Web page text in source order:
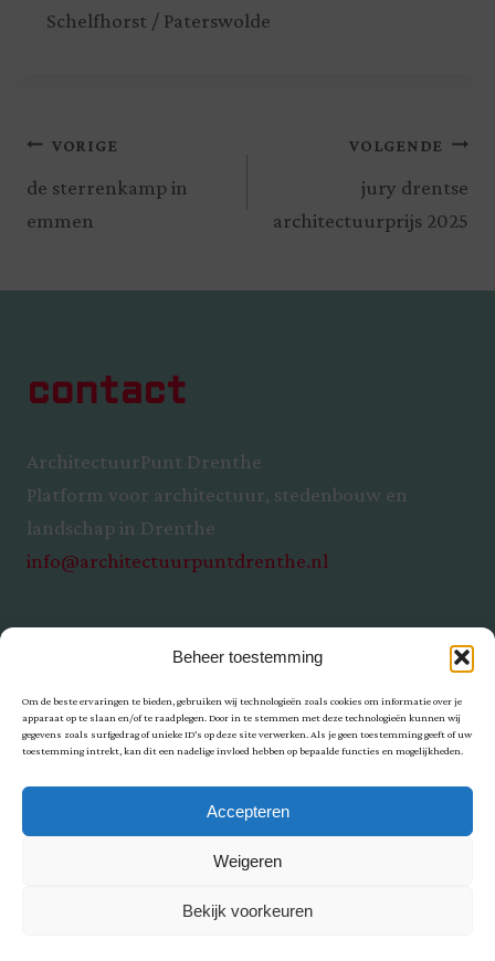
Beheer toestemming
Om de beste ervaringen te bieden, gebruiken wij technologieën zoals cookies om informatie over je
apparaat op te slaan en/of te raadplegen. Door in te stemmen met deze technologieën kunnen wij
gegevens zoals surfgedrag of unieke ID's op deze site verwerken. Als je geen toestemming geeft of uw
toestemming intrekt, kan dit een nadelige invloed hebben op bepaalde functies en mogelijkheden.
Accepteren
Weigeren
Bekijk voorkeuren
Schelfhorst / Paterswolde
VORIGE
de sterrenkamp in
emmen
VOLGENDE
jury drentse
architectuurprijs 2025
contact
ArchitectuurPunt Drenthe
Platform voor architectuur, stedenbouw en
landschap in Drenthe
info@architectuurpuntdrenthe.nl